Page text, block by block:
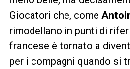
Giocatori che, come
rimodellano in punti di
francese è tornato a
per i compagni quando si